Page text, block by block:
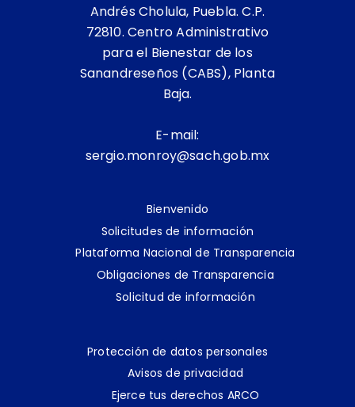
Andrés Cholula, Puebla. C.P.
72810. Centro Administrativo
para el Bienestar de los
Sanandreseños (CABS), Planta
Baja.
E-mail:
sergio.monroy@sach.gob.mx
Bienvenido
Solicitudes de información
Plataforma Nacional de Transparencia
Obligaciones de Transparencia
Solicitud de información
Protección de datos personales
Avisos de privacidad
Ejerce tus derechos ARCO